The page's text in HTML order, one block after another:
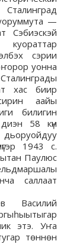
—
Сэбиэскэй
сэрии
уонна
хас биир
аайы
билигин
58 күн
1943 с.
Паулюс
саллаат
Василий
этэ. Уҥа
төннөн